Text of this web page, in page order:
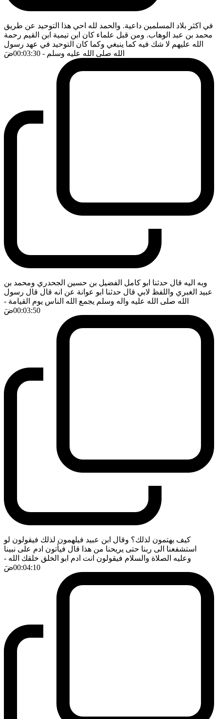
في اكثر بلاد المسلمين داعية. والحمد لله احي هذا التوحيد عن طريق
محمد بن عبد الوهاب. ومن قبل علماء كان ابن تيمية ابن القيم رحمة
الله عليهم لا شك فيه كما ينبغي وكما كان التوحيد في عهد رسول
الله صلى الله عليه وسلم - 00:03:30 ضَ
وبه اليه قال حدثنا ابو كامل الفضيل بن حسين الجحدري ومحمد بن
عبيد الغبري واللفظ لابي قال حدثنا ابو عوانة عن انه قال قال رسول
الله صلى الله عليه واله وسلم يجمع الله الناس يوم القيامة -
00:03:50ضَ
كيف يهتمون لذلك؟ وقال ابن عبيد فيلهمون لذلك فيقولون لو
استشفعنا الى ربنا حتى يريحنا من هذا قال فيأتون ادم على نبينا
وعليه الصلاة والسلام فيقولون انت ادم ابو الخلق خلقك الله -
00:04:10ضَ